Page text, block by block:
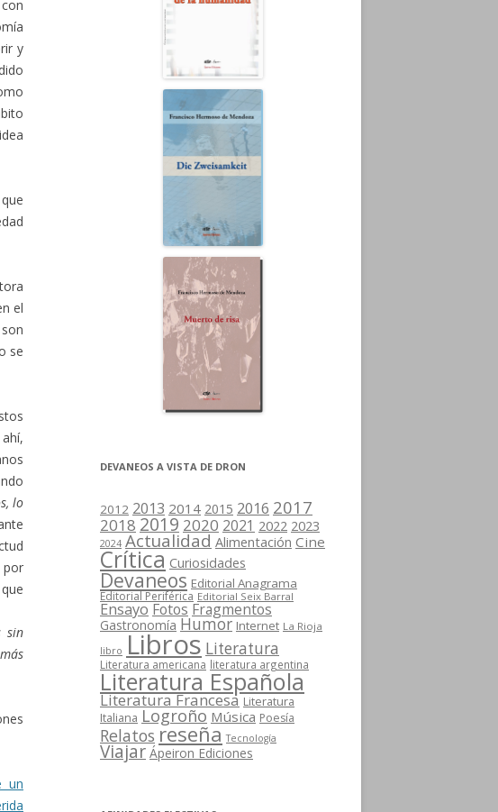
y
el
se
lo
por
sin
un
DEVANEOS A VISTA DE DRON
2012 2013 2014 2015 2016 2017
2018 2019 2020 2021 2022 2023
2024 Actualidad Alimentación Cine
Crítica Curiosidades
Devaneos Editorial Anagrama
Editorial Periférica Editorial Seix Barral
Ensayo Fotos Fragmentos
Gastronomía Humor Internet La Rioja
libro Libros Literatura
Literatura americana literatura argentina
Literatura Española
Literatura Francesa Literatura
Italiana Logroño Música Poesía
Relatos reseña Tecnología
Viajar Ápeiron Ediciones